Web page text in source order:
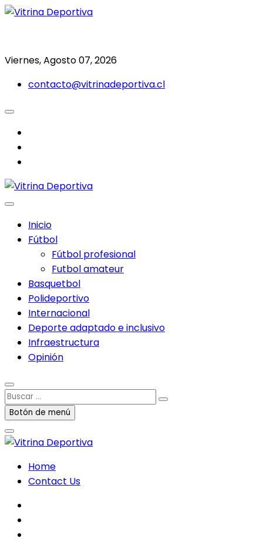
Saltar
Viernes, Agosto 07, 2026
contacto@vitrinadeportiva.cl
Inicio
Fútbol
Fútbol profesional
Futbol amateur
Basquetbol
Polideportivo
Internacional
Deporte adaptado e inclusivo
Infraestructura
Opinión
Buscar
…Botón de menú
Home
Contact Us